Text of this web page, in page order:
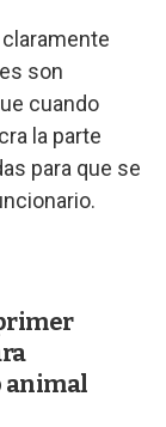
son
cuando
la parte
para que se
animal